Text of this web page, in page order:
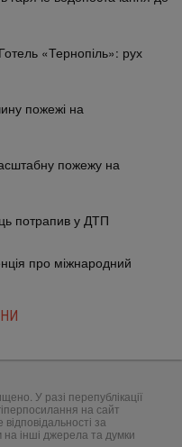
«Тернопіль»: рух
пожежі на
пожежу на
потрапив у ДТП
про міжнародний
У разі перепублікації
на сайт
за
на інші джерела та думки